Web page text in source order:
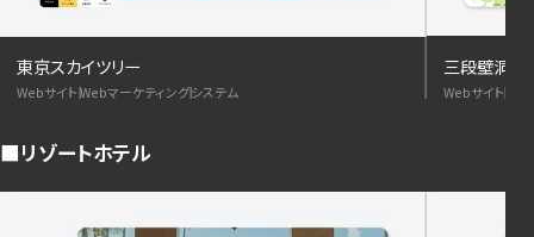
東京スカイツリー
WebサイトWebマーケティングシステム
三段壁洞窟
Webサイト
リゾートホテル